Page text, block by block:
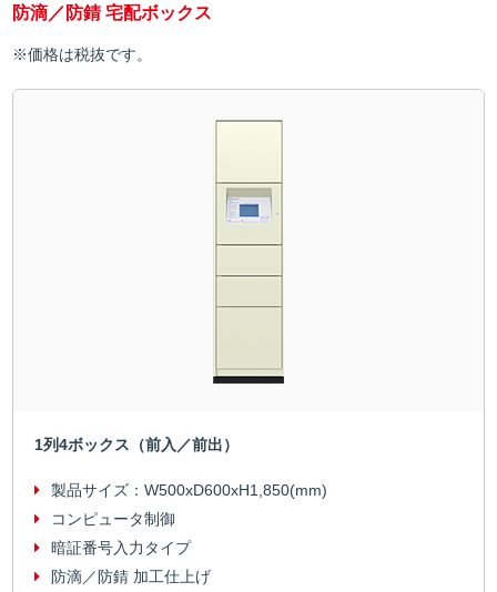
防滴／防錆 宅配ボックス
※価格は税抜です。
1列4ボックス（前入／前出）
製品サイズ：W500xD600xH1,850(mm)
コンピュータ制御
暗証番号入力タイプ
防滴／防錆 加工仕上げ